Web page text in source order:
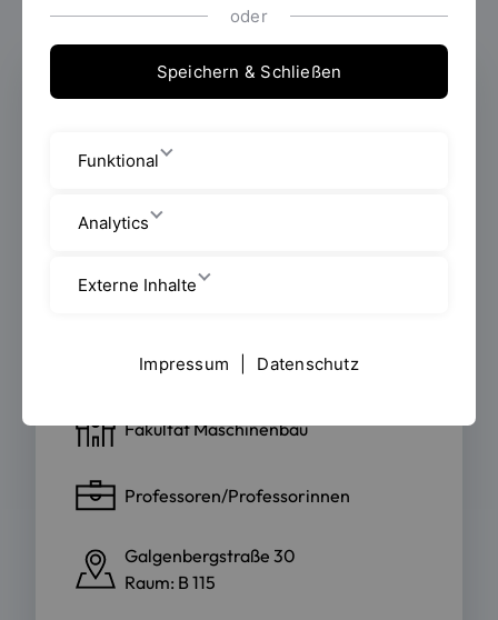
Studienfachberater Bachelor /
Fachliche Beratung für Studiengänge
Bei prüfungsrechtlichen Fragen
Bei Fragen zur Zulassung
Zulassung und Organisation.
Fakultät Maschinenbau
Professoren/Professorinnen
Galgenbergstraße 30
Raum: B 115
oder
Speichern & Schließen
Funktional
Analytics
Externe Inhalte
Impressum Datenschutz